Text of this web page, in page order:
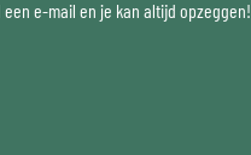
e-mail en je kan altijd opzeggen!